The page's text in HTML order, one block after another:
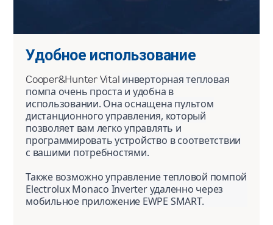
Удобное использование
Cooper&Hunter Vital инверторная тепловая
помпа очень проста и удобна в
использовании. Она оснащена пультом
дистанционного управления, который
позволяет вам легко управлять и
программировать устройство в соответствии
с вашими потребностями.
Также возможно управление тепловой помпой
Electrolux Monaco Inverter удаленно через
мобильное приложение EWPE SMART.